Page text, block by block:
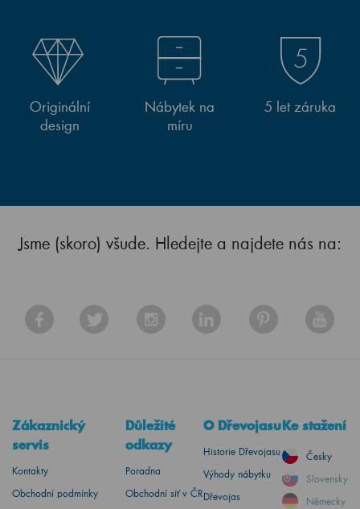
Originální
design
Nábytek na
míru
5 let záruka
Jsme (skoro) všude. Hledejte a najdete nás na:
Zákaznický
servis
Kontakty
Obchodní podmínky
Důležité
odkazy
Poradna
Obchodní síť v ČR
O Dřevojasu
Historie Dřevojasu
Výhody nábytku
Dřevojas
Ke stažení
Česky
Slovensky
Německy